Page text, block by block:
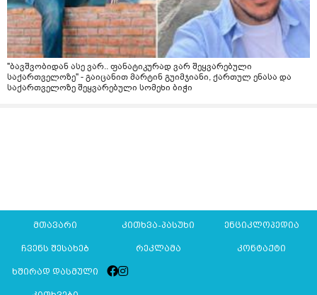
"ბავშვობიდან ასე ვარ.. ფანატიკურად ვარ შეყვარებული
საქართველოზე" - გაიცანით მარტინ გუიმჯიანი, ქართულ ენასა და
საქართველოზე შეყვარებული სომეხი ბიჭი
მთავარი კითხვა-პასუხი ენციკლოპედია
ჩვენს შესახებ რეკლამა კონტაქტი
ხშირად დასმული